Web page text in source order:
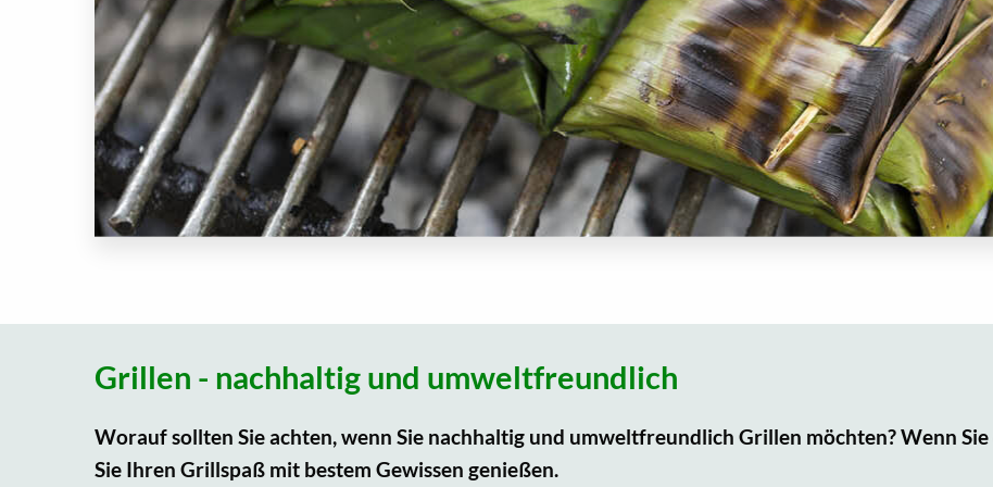
Grillen - nachhaltig und umweltfreundlich
Worauf sollten Sie achten, wenn Sie nachhaltig und umweltfreundlich Grillen möchten? Wenn
Sie Ihren Grillspaß mit bestem Gewissen genießen.